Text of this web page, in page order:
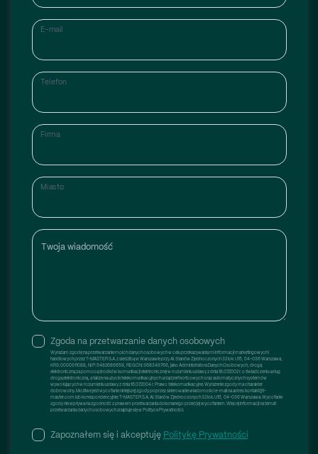
E-mail
Telefon
Firma
Miasto
Twoja wiadomość
Zgoda na przetwarzanie danych osobowych
Wyrażam zgodę na przetwarzanie moich danych osobowych w celu przekazywania mi informacji marketingowych i
handlowych przez T-MASTER S.A. z siedzibą w Warszawie przy Al. Stanów Zjednoczonych 32 lok. U15, 04-036 Warszawa,
KRS: 0000911088, NIP: 5482686658, REGON: 368349766, jako Administratora Danych Osobowych, drogą
elektroniczną za pomocą środków komunikacji elektronicznej w rozumieniu ustawy z dnia 18.07.2002 r. o świadczeniu usług
drogą elektroniczną, a także na użycie telekomunikacyjnych urządzeń końcowych oraz automatycznych systemów
wywołujących w rozumieniu ustawy z dnia 16.07.2004 r. Prawo telekomunikacyjne. Wyrażenie zgody ma charakter
dobrowolny. Możliwe jest wycofanie niniejszej zgody poprzez skierowanie wiadomości e-mail na adres: kontakt@t-
master.com lub korespondencyjnie: T-MASTER S.A. Al. Stanów Zjednoczonych 32 lok. U15, 04-036 Warszawa. Wycofanie
zgody nie wpływa na zgodność z prawem przetwarzania dokonanego przed jej wycofaniem. Więcej informacji na temat
przetwarzania danych osobowych znajduje się w Polityce Prywatności.
Zapoznałem się i akceptuję Politykę Prywatności